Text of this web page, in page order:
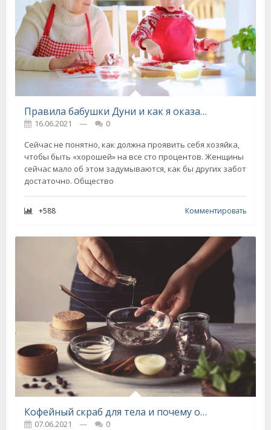
Правила бабушки Дуни и как я оказалась посредственной хозяйкой
16.06.2021 ---
0
Сейчас не понятно, как должна проявить себя хозяйка,
чтобы быть «хорошей» на все сто процентов. Женщины
сейчас мало об этом задумываются, как бы других забот
достаточно. Общество
+588 Комментировать
Кофейный скраб для тела и почему отходы после эспрессо пригодятся
07.06.2021 ---
0